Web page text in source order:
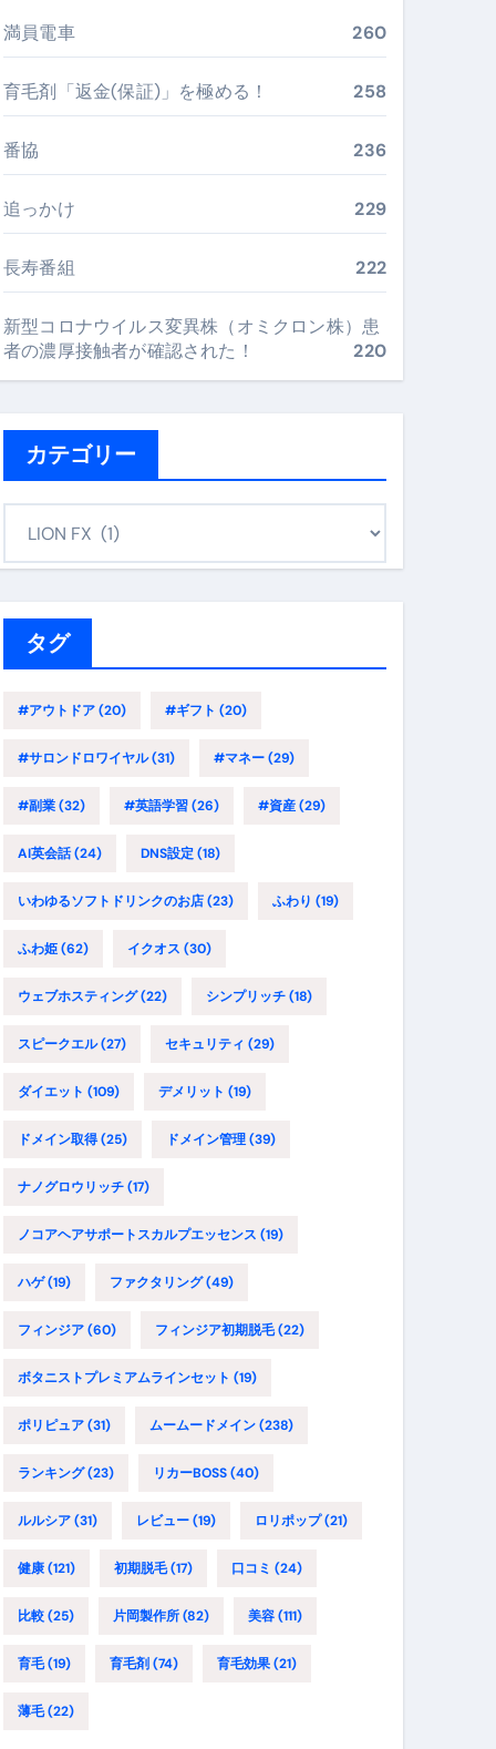
レ #美容 #健康 #雑学 #ナレーター #小林将大
すめ・選び方・洗い方・Q&Aまで
たの寝室に最適解を出す快眠ガイド
足腰と体幹”を育てる選び方＆続け方ガイド
目的別に失敗しない
散り対策の選び方
満員電車 260
育毛剤「返金(保証)」を極める！ 258
番協 236
追っかけ 229
長寿番組 222
新型コロナウイルス変異株（オミクロン株）患
者の濃厚接触者が確認された！
220
カテゴリー
タグ
#アウトドア(20) #ギフト (20)
#サロンドロワイヤル(31) #マネー(29)
#副業(32) #英語学習(26) #資産(29)
AI英会話(24) DNS設定(18)
いわゆるソフトドリンクのお店(23) ふわり (19)
ふわ姫(62) イクオス (30)
ウェブホスティング(22) シンプリッチ(18)
スピークエル(27) セキュリティ (29)
ダイエット (109) デメリット (19)
ドメイン取得(25) ドメイン管理(39)
ナノグロウリッチ(17)
ノコアヘアサポートスカルプエッセンス (19)
ハゲ(19) ファクタリング(49)
フィンジア(60) フィンジア初期脱毛(22)
ボタニストプレミアムラインセット (19)
ポリピュア(31) ムームードメイン(238)
ランキング(23) リカーBOSS(40)
ルルシア(31) レビュー(19) ロリポップ(21)
健康(121) 初期脱毛(17) 口コミ (24)
比較(25) 片岡製作所(82) 美容(111)
育毛(19) 育毛剤 (74) 育毛効果(21)
薄毛(22)